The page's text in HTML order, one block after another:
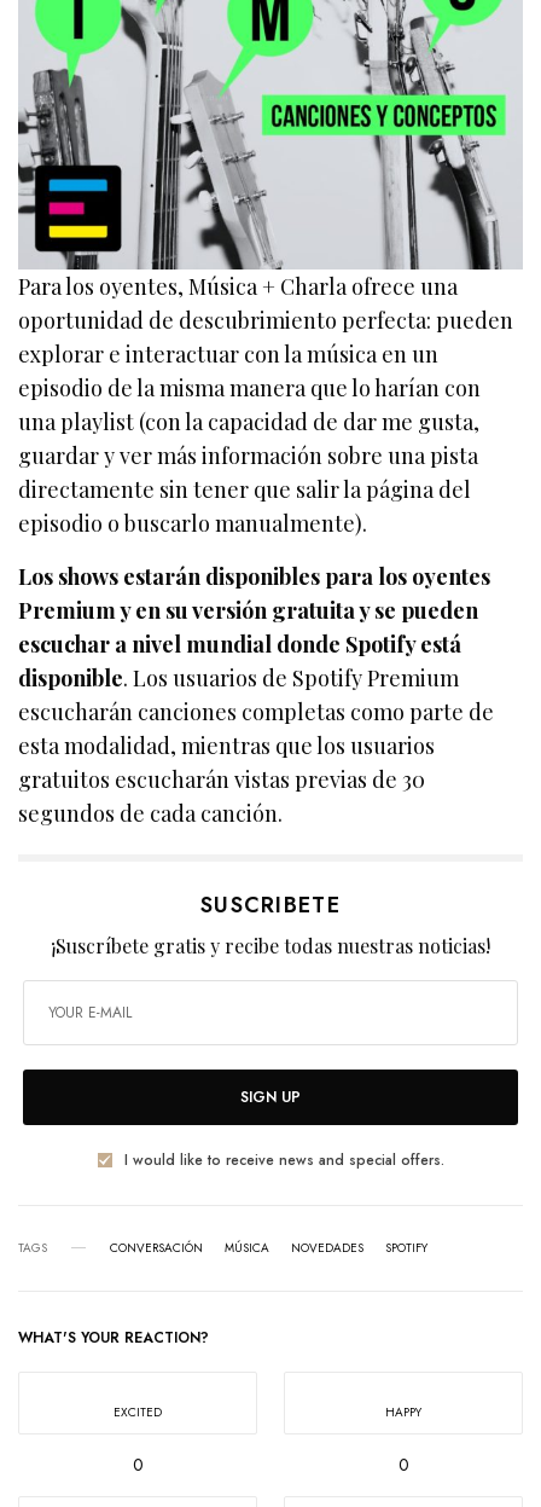
Para los oyentes, Música + Charla ofrece una
oportunidad de descubrimiento perfecta: pueden
explorar e interactuar con la música en un
episodio de la misma manera que lo harían con
una playlist (con la capacidad de dar me gusta,
guardar y ver más información sobre una pista
directamente sin tener que salir la página del
episodio o buscarlo manualmente).
Los shows estarán disponibles para los oyentes
Premium y en su versión gratuita y se pueden
escuchar a nivel mundial donde Spotify está
disponible. Los usuarios de Spotify Premium
escucharán canciones completas como parte de
esta modalidad, mientras que los usuarios
gratuitos escucharán vistas previas de 30
segundos de cada canción.
SUSCRIBETE
¡Suscríbete gratis y recibe todas nuestras noticias!
SIGN UP
I would like to receive news and special offers.
TAGS CONVERSACIÓN MÚSICA NOVEDADES SPOTIFY
WHAT'S YOUR REACTION?
EXCITED
0
HAPPY
0